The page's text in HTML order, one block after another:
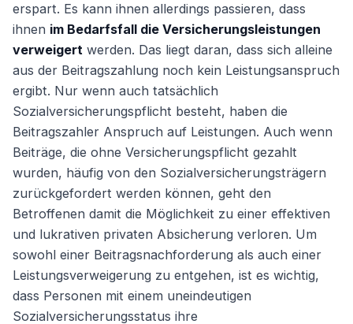
erspart. Es kann ihnen allerdings passieren, dass
ihnen im Bedarfsfall die Versicherungsleistungen
verweigert werden. Das liegt daran, dass sich alleine
aus der Beitragszahlung noch kein Leistungsanspruch
ergibt. Nur wenn auch tatsächlich
Sozialversicherungspflicht besteht, haben die
Beitragszahler Anspruch auf Leistungen. Auch wenn
Beiträge, die ohne Versicherungspflicht gezahlt
wurden, häufig von den Sozialversicherungsträgern
zurückgefordert werden können, geht den
Betroffenen damit die Möglichkeit zu einer effektiven
und lukrativen privaten Absicherung verloren. Um
sowohl einer Beitragsnachforderung als auch einer
Leistungsverweigerung zu entgehen, ist es wichtig,
dass Personen mit einem uneindeutigen
Sozialversicherungsstatus ihre